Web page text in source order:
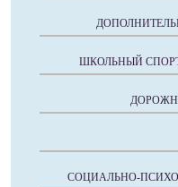
ШКОЛЬНЫЙ
СОЦИАЛЬНО-